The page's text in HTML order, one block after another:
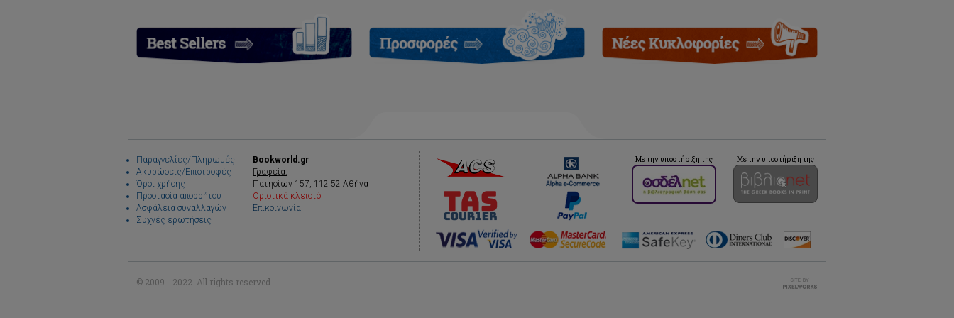
Παραγγελίες/Πληρωμές
Ακυρώσεις/Επιστροφές
Όροι χρήσης
Προστασία απορρήτου
Ασφάλεια συναλλαγών
Συχνές ερωτήσεις
Bookworld.gr
Γραφεία:
Πατησίων 157, 112 52 Αθήνα
Οριστικά κλειστό
Επικοινωνία
Με την υποστήριξη της Με την υποστήριξη της
© 2009 - 2022. All rights reserved